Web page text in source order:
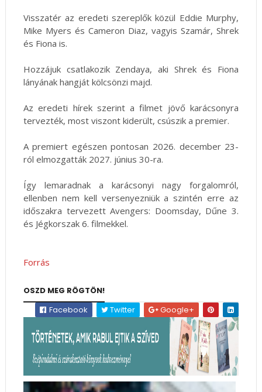
Visszatér az eredeti szereplők közül Eddie Murphy,
Mike Myers és Cameron Diaz, vagyis Szamár, Shrek
és Fiona is.
Hozzájuk csatlakozik Zendaya, aki Shrek és Fiona
lányának hangját kölcsönzi majd.
Az eredeti hírek szerint a filmet jövő karácsonyra
tervezték, most viszont kiderült, csúszik a premier.
A premiert egészen pontosan 2026. december 23-
ról elmozgatták 2027. június 30-ra.
Így lemaradnak a karácsonyi nagy forgalomról,
ellenben nem kell versenyezniük a szintén erre az
időszakra tervezett Avengers: Doomsday, Dűne 3.
és Jégkorszak 6. filmekkel.
Forrás
OSZD MEG RÖGTÖN!
Facebook
Twitter Google+